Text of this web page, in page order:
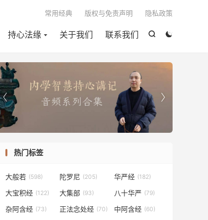


持心法缘 关于我们 联系我们
常用经典 版权与免责声明 隐私政策


热门标签
大般若 (598) 陀罗尼 (205) 华严经 (182)
大宝积经 (122) 大集部 (93) 八十华严 (79)
杂阿含经 (73) 正法念处经 (70) 中阿含经 (60)